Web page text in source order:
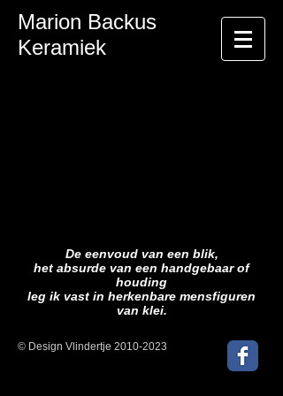
Marion Backus
Keramiek
De eenvoud van een blik,
het absurde van een handgebaar of
houding
leg ik vast in herkenbare mensfiguren
van klei.
© Design Vlindertje 2010-2023